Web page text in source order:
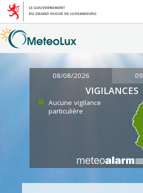
08/08/2026
VIGILANCES
Aucune vigilance
particulière